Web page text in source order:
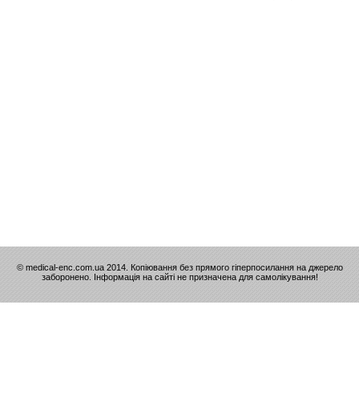
© medical-enc.com.ua 2014. Копіювання без прямого гіперпосилання на джерело
заборонено. Інформація на сайті не призначена для самолікування!